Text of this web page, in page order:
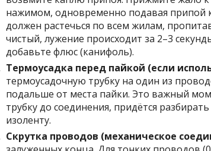
нажимом, одновременно подавая припой
должен растечься по всем жилам,
чистый, лужение происходит за 2–3
добавьте флюс (канифоль).
Термоусадка перед пайкой (если
термоусадочную трубку на один из
подальше от места пайки. Это важный
трубку до соединения, придётся
изоленту.
Скрутка проводов (механическое